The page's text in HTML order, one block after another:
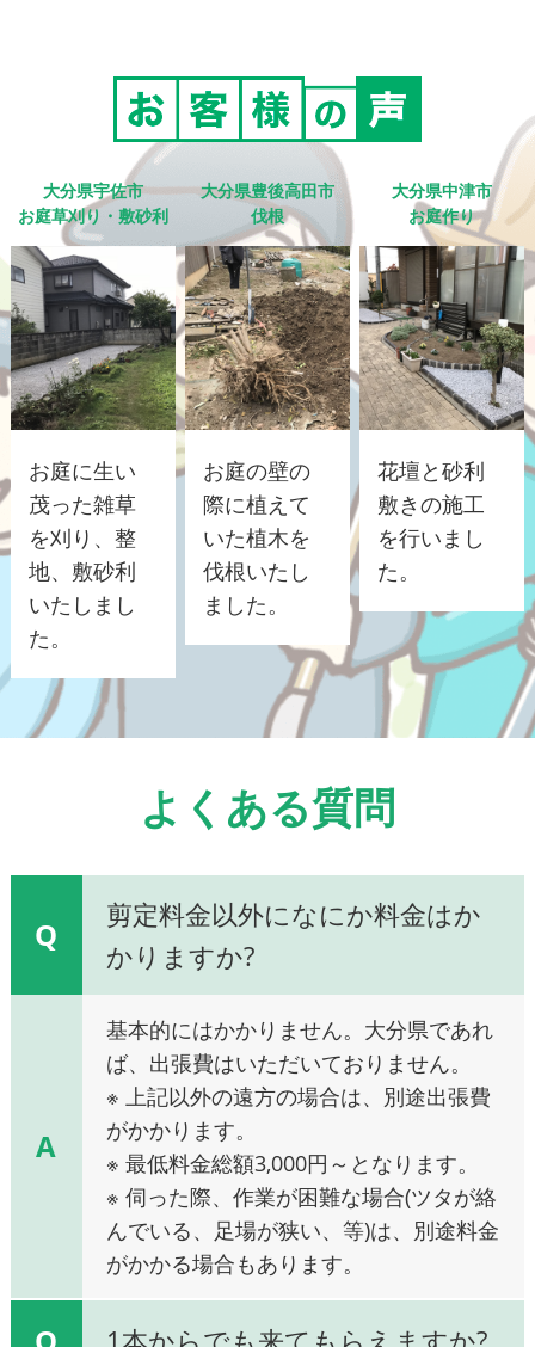
大分県宇佐市
お庭草刈り・敷砂利
お庭に生い
茂った雑草
を刈り、整
地、敷砂利
いたしまし
た。
大分県豊後高田市
伐根
お庭の壁の
際に植えて
いた植木を
伐根いたし
ました。
大分県中津市
お庭作り
花壇と砂利
敷きの施工
を行いまし
た。
よくある質問
Q
剪定料金以外になにか料金はか
かりますか?
A
基本的にはかかりません。大分県であれ
ば、出張費はいただいておりません。
※ 上記以外の遠方の場合は、別途出張費
がかかります。
※ 最低料金総額3,000円～となります。
※ 伺った際、作業が困難な場合(ツタが絡
んでいる、足場が狭い、等)は、別途料金
がかかる場合もあります。
1本からでも来てもらえますか?